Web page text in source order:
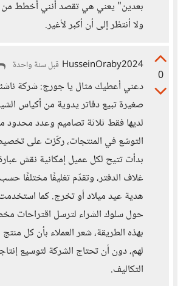
بعدين" يعني هي تقصد أنني أخطط من
ولا أنتظر إلى أن أكبر لأغير.
0
HusseinOraby2024 قبل سنة واحدة
دعني أعطيك مثال يا جورج: شركة
صغيرة تبيع دفاتر يدوية من أكياس
لديها فقط ثلاثة تصاميم وعدد محدود
التوسّع في المنتجات، ركّزت على
بدأت تتيح لكل عميل إمكانية نقش
غلاف الدفتر، وتقدّم تغليفًا مختلفًا
هدية عيد ميلاد أو تخرج. كما
حول سلوك الشراء لترسل اقتراحات
بهذه الطريقة، شعر العملاء بأن كل
لهم، دون أن تحتاج الشركة لتوسيع
التكاليف.